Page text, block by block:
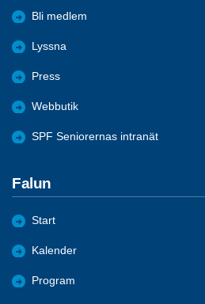
Bli medlem
Lyssna
Press
Webbutik
SPF Seniorernas intranät
Falun
Start
Kalender
Program